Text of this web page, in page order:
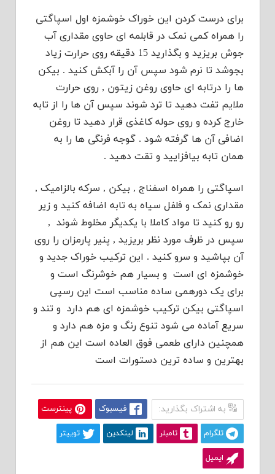
برای درست کردن این خوراک خوشمزه اول اسپاگتی
را همراه کمی نمک در قابلمه ای حاوی مقداری آب
جوش بریزید و بگذارید 15 دقیقه روی حرارت زیاد
بجوشد تا نرم شود سپس آن را آبکش کنید . بیکن
ها را درتابه ای حاوی روغن زیتون , روی حرارت
ملایم تفت دهید تا ترد شوند سپس آن ها را از تابه
خارج کرده و روی حوله کاغذی قرار دهید تا روغن
اضافی آن ها گرفته شود . گوجه فرنگی ها را به
همان تابه بیافزایید و تقت دهید .
اسپاگتی را همراه اسفناج , بیکن , سرکه بالزامیک ,
مقداری نمک و فلفل سیاه به تابه اضافه کنید و زیر
رو رو کنید تا مواد کاملا با یکدیگر مخلوط شوند ,
سپس در ظرف مورد نظر بریزید , پنیر پارمزان را روی
آن بپاشید و سرو کنید . این ترکیب خوراک جدید و
خوشمزه ای است و بسیار هم خوشرنگ است و
برای یک دورهمی ساده مناسب است این رسپی
اسپاگتی بیکن ترکیب خوشمزه ای هم دارد و تند و
سریع آماده می شود تنوع رنگ و مزه هم دارد و
همچنین دارای طعمی فوق العاده است این هم از
بهترین و ساده ترین دستورات است
به اشتراک بگذارید: فیسبوک پینترست
تلگرام تامبلر لینکدین توییتر
ایمیل